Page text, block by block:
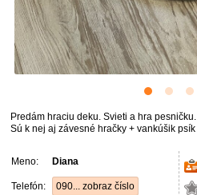
Predám hraciu deku. Svieti a hra pesničku.
Sú k nej aj závesné hračky + vankúšik psík
Meno: Diana
Telefón: 090... zobraz číslo